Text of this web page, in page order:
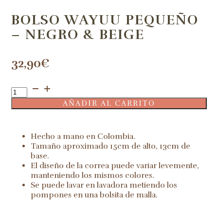
BOLSO WAYUU PEQUEÑO
– NEGRO & BEIGE
32,90€
Bolso
Wayuu
Pequeño
Beige
cantidad
AÑADIR AL CARRITO
Hecho a mano en Colombia.
Tamaño aproximado 15cm de alto, 13cm de
base.
El diseño de la correa puede variar levemente,
manteniendo los mismos colores.
Se puede lavar en lavadora metiendo los
pompones en una bolsita de malla.